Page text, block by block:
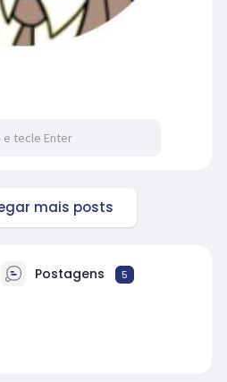
mais posts
Postagens 5